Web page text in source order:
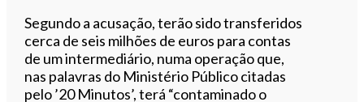
Segundo a acusação, terão sido transferidos
cerca de seis milhões de euros para contas
de um intermediário, numa operação que,
nas palavras do Ministério Público citadas
pelo ’20 Minutos’, terá “contaminado o